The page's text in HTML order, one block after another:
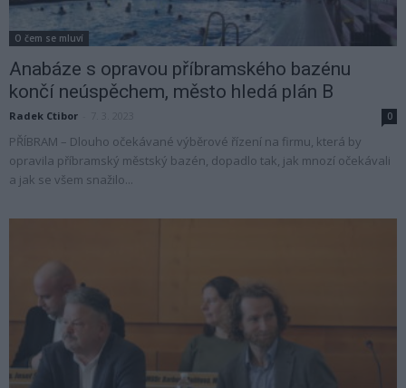
O čem se mluví
Anabáze s opravou příbramského bazénu
končí neúspěchem, město hledá plán B
Radek Ctibor 0
PŘÍBRAM – Dlouho očekávané výběrové řízení na firmu, která by
opravila příbramský městský bazén, dopadlo tak, jak mnozí očekávali
a jak se všem snažilo...